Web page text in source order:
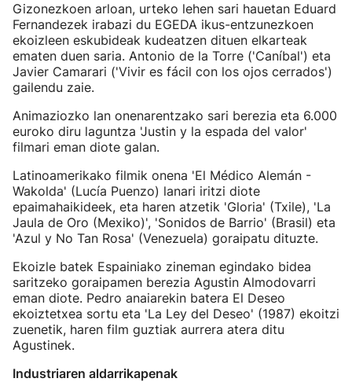
Gizonezkoen arloan, urteko lehen sari hauetan Eduard
Fernandezek irabazi du EGEDA ikus-entzunezkoen
ekoizleen eskubideak kudeatzen dituen elkarteak
ematen duen saria. Antonio de la Torre ('Caníbal') eta
Javier Camarari ('Vivir es fácil con los ojos cerrados')
gailendu zaie.
Animaziozko lan onenarentzako sari berezia eta 6.000
euroko diru laguntza 'Justin y la espada del valor'
filmari eman diote galan.
Latinoamerikako filmik onena 'El Médico Alemán -
Wakolda' (Lucía Puenzo) lanari iritzi diote
epaimahaikideek, eta haren atzetik 'Gloria' (Txile), 'La
Jaula de Oro (Mexiko)', 'Sonidos de Barrio' (Brasil) eta
'Azul y No Tan Rosa' (Venezuela) goraipatu dituzte.
Ekoizle batek Espainiako zineman egindako bidea
saritzeko goraipamen berezia Agustin Almodovarri
eman diote. Pedro anaiarekin batera El Deseo
ekoiztetxea sortu eta 'La Ley del Deseo' (1987) ekoitzi
zuenetik, haren film guztiak aurrera atera ditu
Agustinek.
Industriaren aldarrikapenak